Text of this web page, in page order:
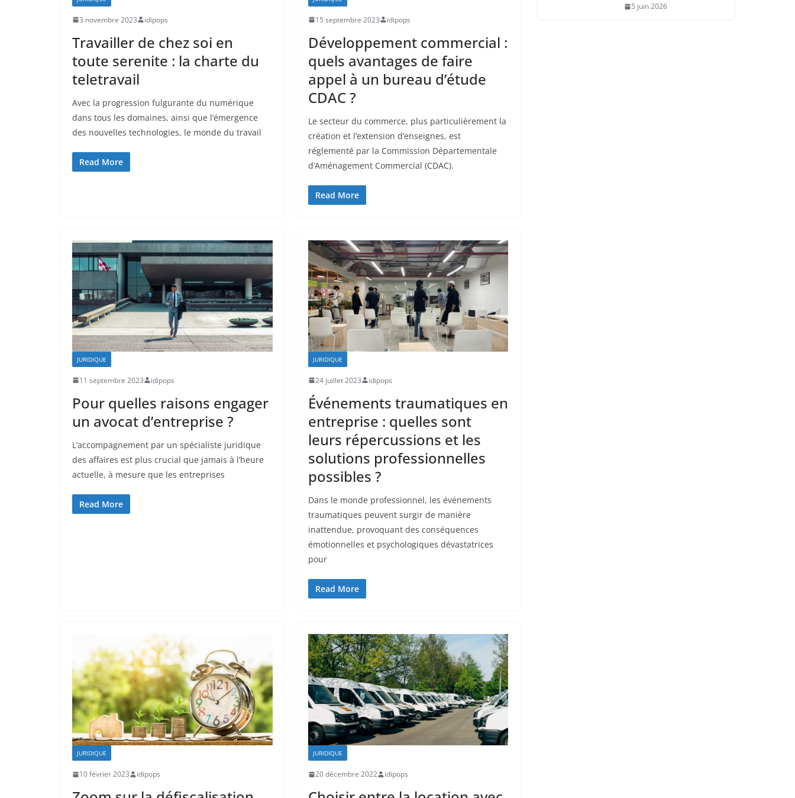
3 novembre 2023 idipops
Travailler de chez soi en
toute serenite : la charte du
teletravail
Avec la progression fulgurante du numérique
dans tous les domaines, ainsi que l’émergence
des nouvelles technologies, le monde du travail
Read More
15 septembre 2023 idipops
Développement commercial :
quels avantages de faire
appel à un bureau d’étude
CDAC ?
Le secteur du commerce, plus particulièrement la
création et l’extension d’enseignes, est
réglementé par la Commission Départementale
d’Aménagement Commercial (CDAC).
Read More
JURIDIQUE
11 septembre 2023 idipops
Pour quelles raisons engager
un avocat d’entreprise ?
L’accompagnement par un spécialiste juridique
des affaires est plus crucial que jamais à l’heure
actuelle, à mesure que les entreprises
Read More
JURIDIQUE
24 juillet 2023 idipops
Événements traumatiques en
entreprise : quelles sont
leurs répercussions et les
solutions professionnelles
possibles ?
Dans le monde professionnel, les événements
traumatiques peuvent surgir de manière
inattendue, provoquant des conséquences
émotionnelles et psychologiques dévastatrices
pour
Read More
JURIDIQUE
10 février 2023 idipops
JURIDIQUE
20 décembre 2022 idipops
5 juin 2026